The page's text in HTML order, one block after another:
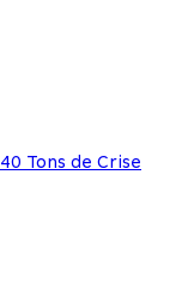
40 Tons de Crise